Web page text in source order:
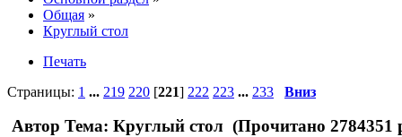
Общая »
Круглый стол
Печать
Страницы: 1 ... 219 220 [221] 222 223 ... 233 Вниз
Автор Тема: Круглый стол (Прочитано 2784351